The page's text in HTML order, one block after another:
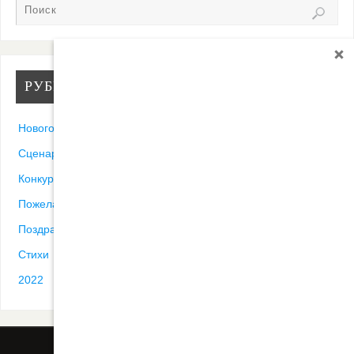
РУБРИКИ
Новогодние песни
Сценарии
Конкурсы
Пожелания
Поздравления
Стихи
2022